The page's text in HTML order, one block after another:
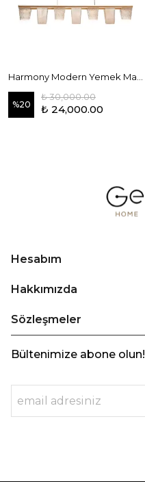
%20
₺ 30,000.00
₺ 24,000.00
Hesabım
Hakkımızda
Sözleşmeler
Bültenimize abone olun!